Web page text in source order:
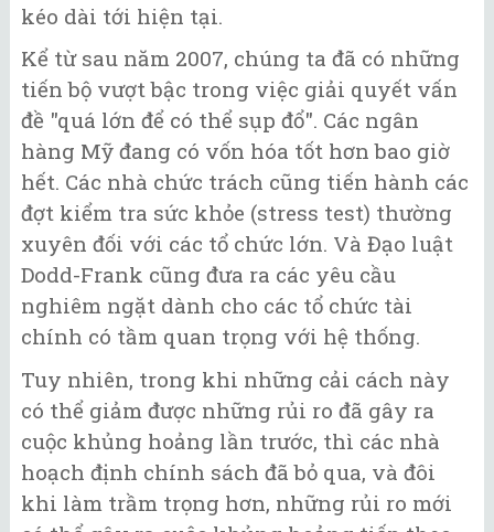
kéo dài tới hiện tại.
Kể từ sau năm 2007, chúng ta đã có những
tiến bộ vượt bậc trong việc giải quyết vấn
đề "quá lớn để có thể sụp đổ". Các ngân
hàng Mỹ đang có vốn hóa tốt hơn bao giờ
hết. Các nhà chức trách cũng tiến hành các
đợt kiểm tra sức khỏe (stress test) thường
xuyên đối với các tổ chức lớn. Và Đạo luật
Dodd-Frank cũng đưa ra các yêu cầu
nghiêm ngặt dành cho các tổ chức tài
chính có tầm quan trọng với hệ thống.
Tuy nhiên, trong khi những cải cách này
có thể giảm được những rủi ro đã gây ra
cuộc khủng hoảng lần trước, thì các nhà
hoạch định chính sách đã bỏ qua, và đôi
khi làm trầm trọng hơn, những rủi ro mới